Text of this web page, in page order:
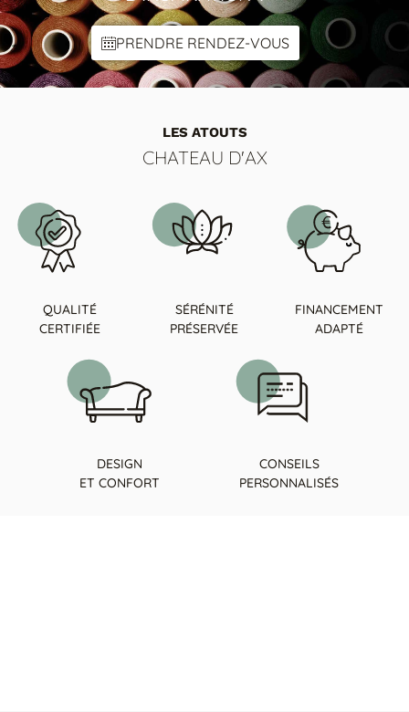
PRENDRE RENDEZ-VOUS
LES ATOUTS
CHATEAU D'AX
QUALITÉ
CERTIFIÉE
SÉRÉNITÉ
PRÉSERVÉE
FINANCEMENT
ADAPTÉ
DESIGN
ET CONFORT
CONSEILS
PERSONNALISÉS